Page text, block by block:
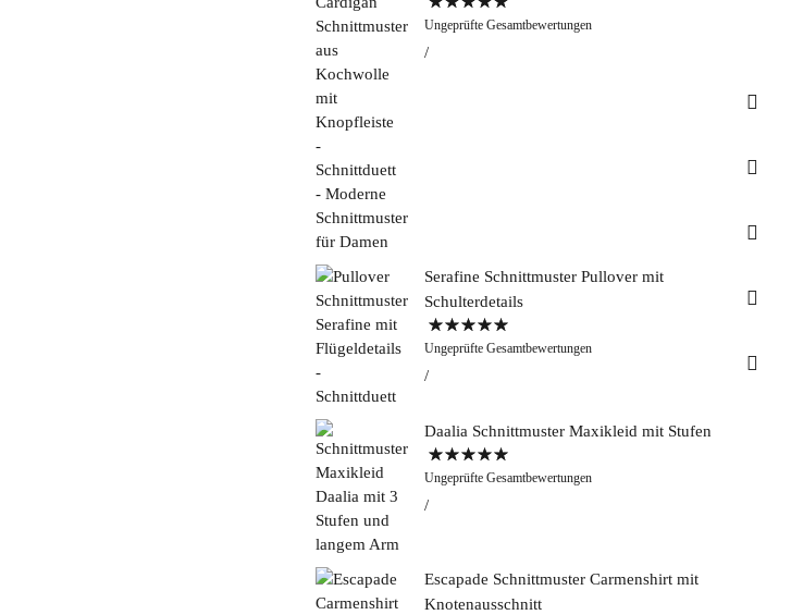
&
Bewertet mit
5.00von 5
Ungeprüfte Gesamtbewertungen
Serafine Schnittmuster Pullover mit
Schulterdetails
Bewertet mit
5.00von 5
Ungeprüfte Gesamtbewertungen
Daalia Schnittmuster Maxikleid mit Stufen
Bewertet mit
5.00von 5
Ungeprüfte Gesamtbewertungen
Escapade Schnittmuster Carmenshirt mit
Knotenausschnitt